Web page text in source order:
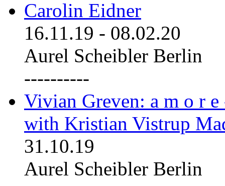
Carolin Eidner
16.11.19 - 08.02.20
Aurel Scheibler Berlin
----------
Vivian Greven: a m o r
with Kristian Vistrup
31.10.19
Aurel Scheibler Berlin